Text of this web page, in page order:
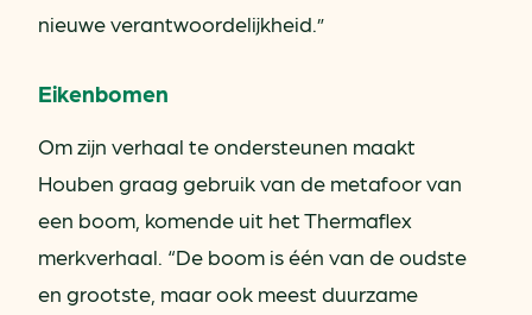
nieuwe verantwoordelijkheid.”
Eikenbomen
Om zijn verhaal te ondersteunen maakt
Houben graag gebruik van de metafoor van
een boom, komende uit het Thermaflex
merkverhaal. “De boom is één van de oudste
en grootste, maar ook meest duurzame